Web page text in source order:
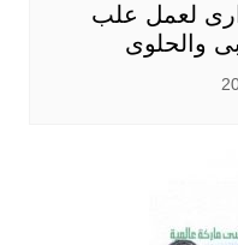
لعمل علب
والحلوى